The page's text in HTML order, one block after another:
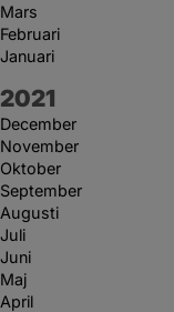
Mars
Februari
Januari
År:
2021
December
November
Oktober
September
Augusti
Juli
Juni
Maj
April